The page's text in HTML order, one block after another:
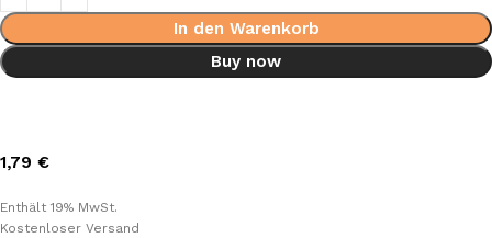
In den Warenkorb
Buy now
1,79 €
Enthält 19% MwSt.
Kostenloser Versand